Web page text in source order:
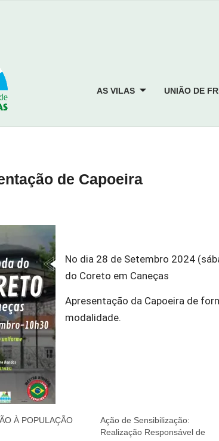
AS VILAS UNIÃO DE
de Capoeira
No dia 28 de Setembro 2024
do Coreto em Caneças
Apresentação da Capoeira de
modalidade.
À POPULAÇÃO
Ação de Sensibilização:
Realização Responsável de